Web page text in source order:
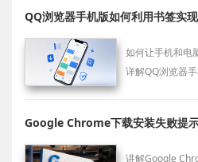
QQ浏览器手机版如何利用书签实
如何让手机和电
详解QQ浏览器
Google Chrome下载安装失败提
讲解Google